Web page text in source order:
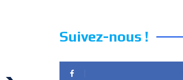
Suivez-nous !